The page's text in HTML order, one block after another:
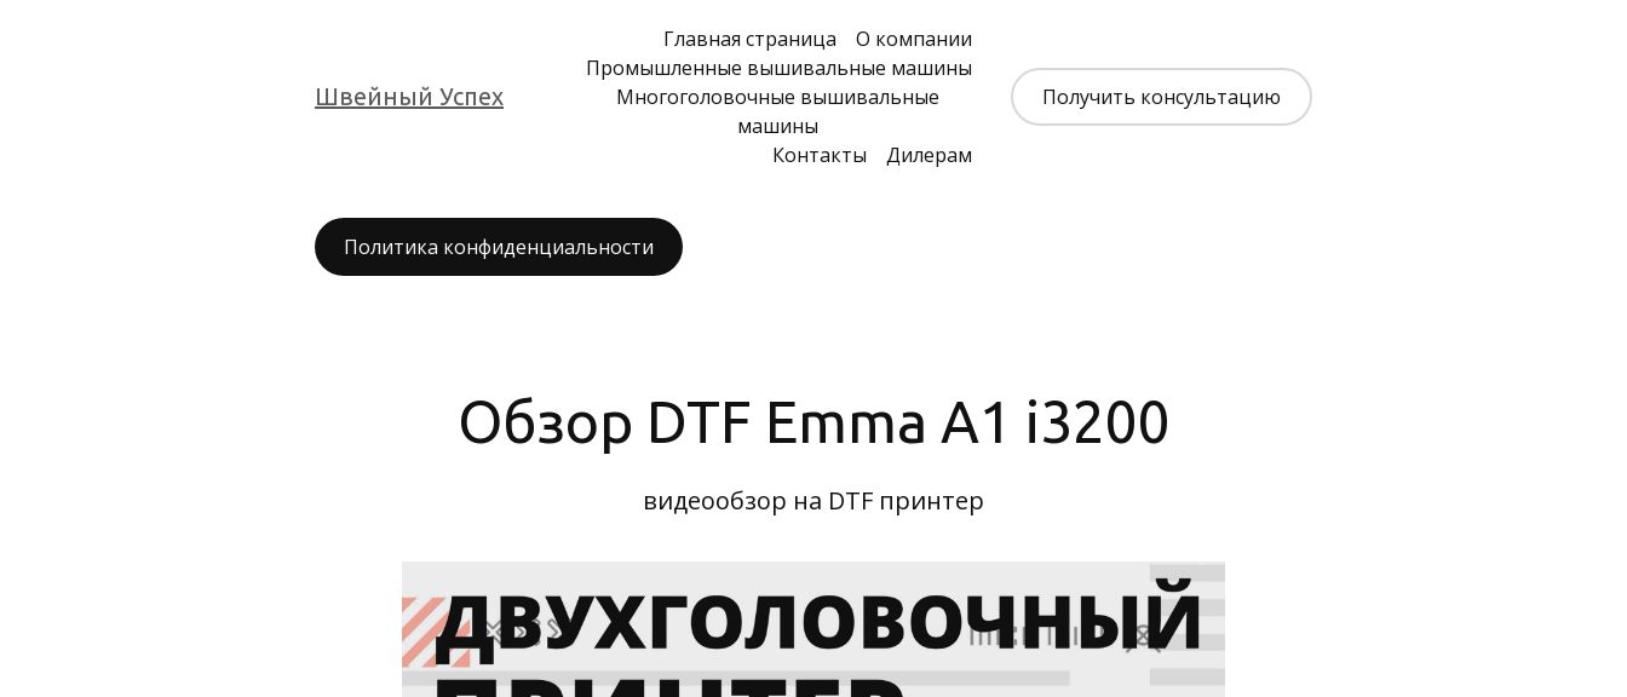
Швейный Успех
Главная страница
О компании
Промышленные вышивальные машины
Многоголовочные вышивальные
машины
Контакты
Дилерам
Получить консультацию
Политика конфиденциальности
Обзор DTF Emma A1 i3200
видеообзор на DTF принтер